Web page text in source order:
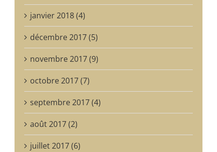
janvier 2018 (4)
décembre 2017 (5)
novembre 2017 (9)
octobre 2017 (7)
septembre 2017 (4)
août 2017 (2)
juillet 2017 (6)